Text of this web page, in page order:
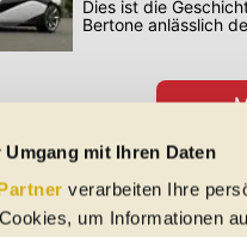
mit Ihren Daten
verarbeiten Ihre
um Informationen
Dies ist die
Bertone anlässlich
Preisangaben in den
Schreibfehler und
EU-Normen sowie auf